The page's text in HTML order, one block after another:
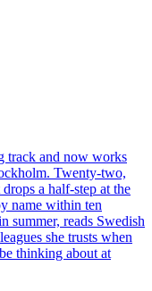
track and now works
Twenty-two,
a half-step at the
name within ten
summer, reads Swedish
she trusts when
thinking about at